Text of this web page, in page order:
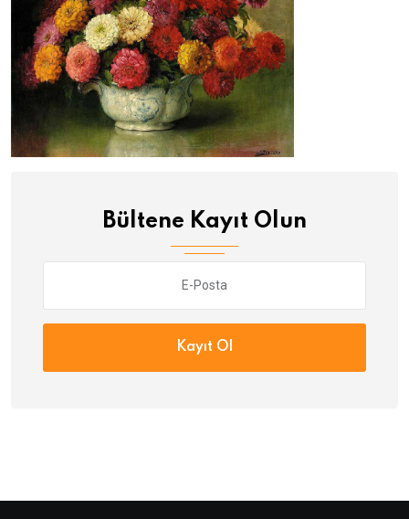
Bültene Kayıt Olun
Kayıt Ol